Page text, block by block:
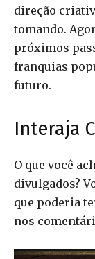
direção
tomando.
próximos
franquias
futuro.
Interaja
O que você
divulgados?
que poderia
nos